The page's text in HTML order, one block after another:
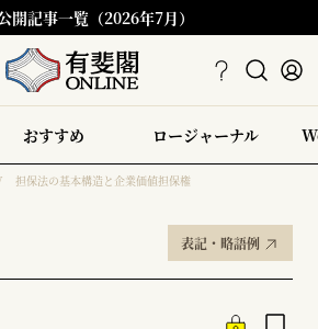
開記事一覧（2026年7月）
おすすめ ロージャーナル
担保法の基本構造と企業価値担保権
表記・略語例